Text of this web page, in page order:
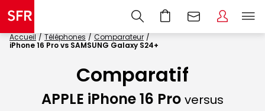
Accueil Téléphones
Comparateur
iPhone 16 Pro vs SAMSUNG Galaxy S24+
Comparatif
APPLE iPhone 16 Pro versus